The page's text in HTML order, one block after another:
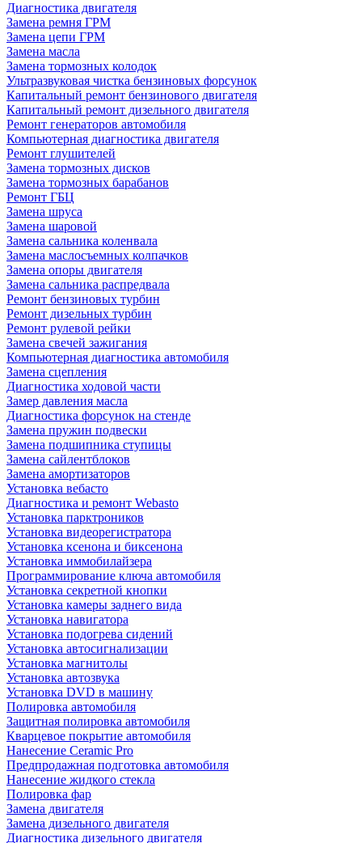
Диагностика двигателя
Замена ремня ГРМ
Замена цепи ГРМ
Замена масла
Замена тормозных колодок
Ультразвуковая чистка бензиновых форсунок
Капитальный ремонт бензинового двигателя
Капитальный ремонт дизельного двигателя
Ремонт генераторов автомобиля
Компьютерная диагностика двигателя
Ремонт глушителей
Замена тормозных дисков
Замена тормозных барабанов
Ремонт ГБЦ
Замена шруса
Замена шаровой
Замена сальника коленвала
Замена маслосъемных колпачков
Замена опоры двигателя
Замена сальника распредвала
Ремонт бензиновых турбин
Ремонт дизельных турбин
Ремонт рулевой рейки
Замена свечей зажигания
Компьютерная диагностика автомобиля
Замена сцепления
Диагностика ходовой части
Замер давления масла
Диагностика форсунок на стенде
Замена пружин подвески
Замена подшипника ступицы
Замена сайлентблоков
Замена амортизаторов
Установка вебасто
Диагностика и ремонт Webasto
Установка парктроников
Установка видеорегистратора
Установка ксенона и биксенона
Установка иммобилайзера
Программирование ключа автомобиля
Установка секретной кнопки
Установка камеры заднего вида
Установка навигатора
Установка подогрева сидений
Установка автосигнализации
Установка магнитолы
Установка автозвука
Установка DVD в машину
Полировка автомобиля
Защитная полировка автомобиля
Кварцевое покрытие автомобиля
Нанесение Ceramic Pro
Предпродажная подготовка автомобиля
Нанесение жидкого стекла
Полировка фар
Замена двигателя
Замена дизельного двигателя
Диагностика дизельного двигателя